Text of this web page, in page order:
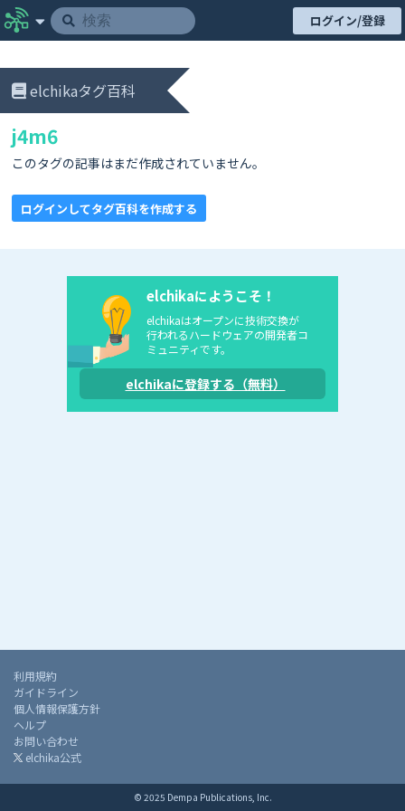
ログイン/登録
elchikaタグ百科
j4m6
このタグの記事はまだ作成されていません。
ログインしてタグ百科を作成する
elchikaにようこそ！
elchikaはオープンに技術交換が
行われるハードウェアの開発者コ
ミュニティです。
elchikaに登録する（無料）
利用規約
ガイドライン
個人情報保護方針
ヘルプ
お問い合わせ
elchika公式
© 2025 Dempa Publications, Inc.